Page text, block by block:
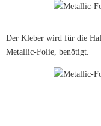
Der Kleber wird für die
Metallic-Folie, benötigt.